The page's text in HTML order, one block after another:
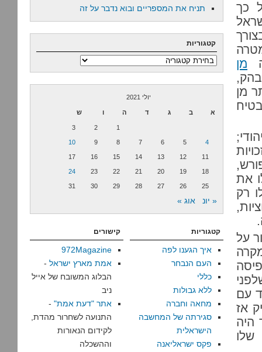
כך
מן
מן
את
רק
על
עם
אז
היה
תניח את המספריים ובוא נדבר על זה
קטגוריות
קטגוריות
יולי 2021
א ב ג ד ה ו ש
1
2
3
4
5
6
7
8
9
10
11
12
13
14
15
16
17
18
19
20
21
22
23
24
25
26
27
28
29
30
31
« יונ אוג »
קטגוריות
איך הגענו לפה
העם הנבחר
כללי
ללא גבולות
מחאה וחברה
סגירתה של המחשבה
הישראלית
פקס ישראליאנה
קישורים
972Magazine
אמת מארץ ישראל -
הבלוג המשובח של אייל
ניב
אתר "דעת אמת" -
התנועה לשחרור מהדת,
לקידום הנאורות
וההשכלה